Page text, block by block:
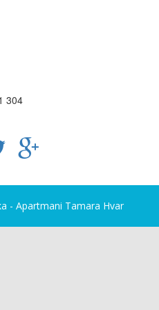
304
- Apartmani Tamara Hvar